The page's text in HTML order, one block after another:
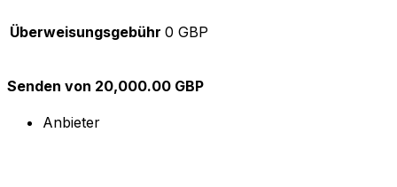
Überweisungsgebühr 0 GBP
Senden von 20,000.00 GBP
Anbieter